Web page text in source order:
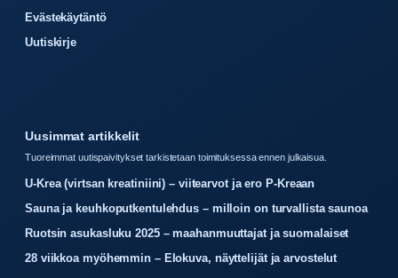
Evästekäytäntö
Uutiskirje
Uusimmat artikkelit
Tuoreimmat uutispaivitykset tarkistetaan toimituksessa ennen julkaisua.
U-Krea (virtsan kreatiniini) – viitearvot ja ero P-Kreaan
Sauna ja keuhkoputkentulehdus – milloin on turvallista saunoa
Ruotsin asukasluku 2025 – maahanmuuttajat ja suomalaiset
28 viikkoa myöhemmin – Elokuva, näyttelijät ja arvostelut